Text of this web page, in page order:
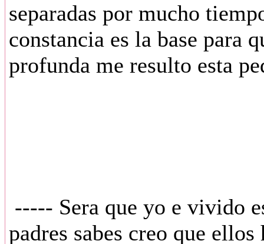
separadas por mucho
constancia es la base para
profunda me resulto esta
----- Sera que yo e vivido
padres sabes creo que